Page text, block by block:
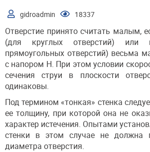
gidroadmin 18337
Отверстие принято считать малым,
(для круглых отверстий)
прямоугольных отверстий) весьма
с напором Н. При этом условии
сечения струи в плоскости
одинаковы.
Под термином «тонкая» стенка
ее толщину, при которой она не
характер истечения. Опытами
стенки в этом случае не должна
диаметра отверстия.